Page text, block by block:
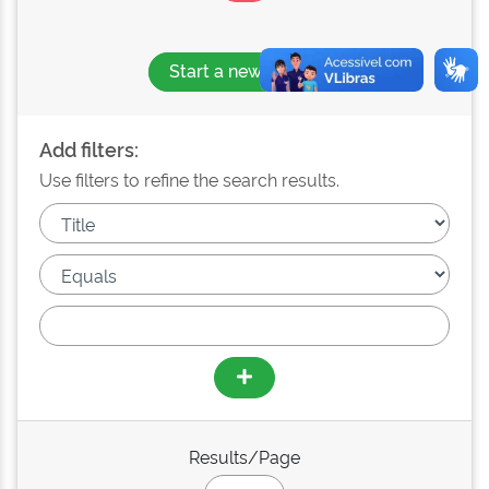
Start a new search
Add filters:
Use filters to refine the search results.
Results/Page